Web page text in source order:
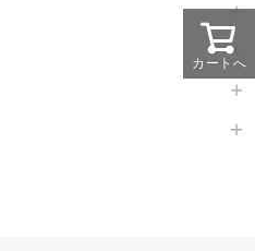
カートへ